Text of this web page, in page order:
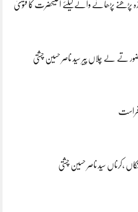
پڑھنے پڑھانے والےکیلئے اعلیٰحضرت کا فتویٰ
تے لے چلاں پیر سید ناصر حسین چشتی
،کرناں سید ناصر حسین چشتی